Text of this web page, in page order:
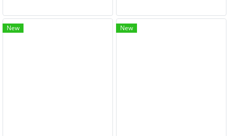
New New